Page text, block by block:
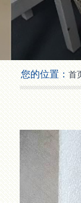
您的位置：首